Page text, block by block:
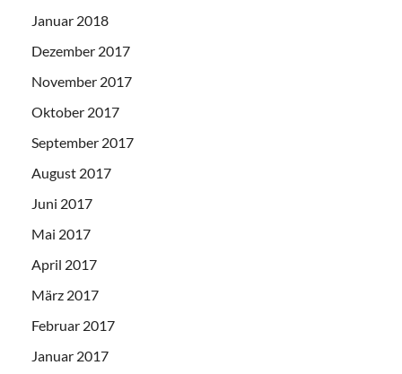
Januar 2018
Dezember 2017
November 2017
Oktober 2017
September 2017
August 2017
Juni 2017
Mai 2017
April 2017
März 2017
Februar 2017
Januar 2017